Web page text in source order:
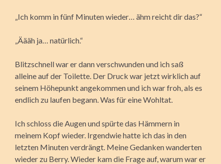
„Ich komm in fünf Minuten wieder… ähm reicht dir das?“
„Äääh ja… natürlich.“
Blitzschnell war er dann verschwunden und ich saß
alleine auf der Toilette. Der Druck war jetzt wirklich auf
seinem Höhepunkt angekommen und ich war froh, als es
endlich zu laufen begann. Was für eine Wohltat.
Ich schloss die Augen und spürte das Hämmern in
meinem Kopf wieder. Irgendwie hatte ich das in den
letzten Minuten verdrängt. Meine Gedanken wanderten
wieder zu Berry. Wieder kam die Frage auf, warum war er